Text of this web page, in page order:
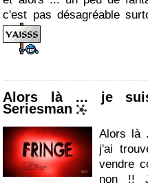
c'est pas désagréable
Alors là ... je
Seriesman
Alors là
j'ai
vendre
non !!